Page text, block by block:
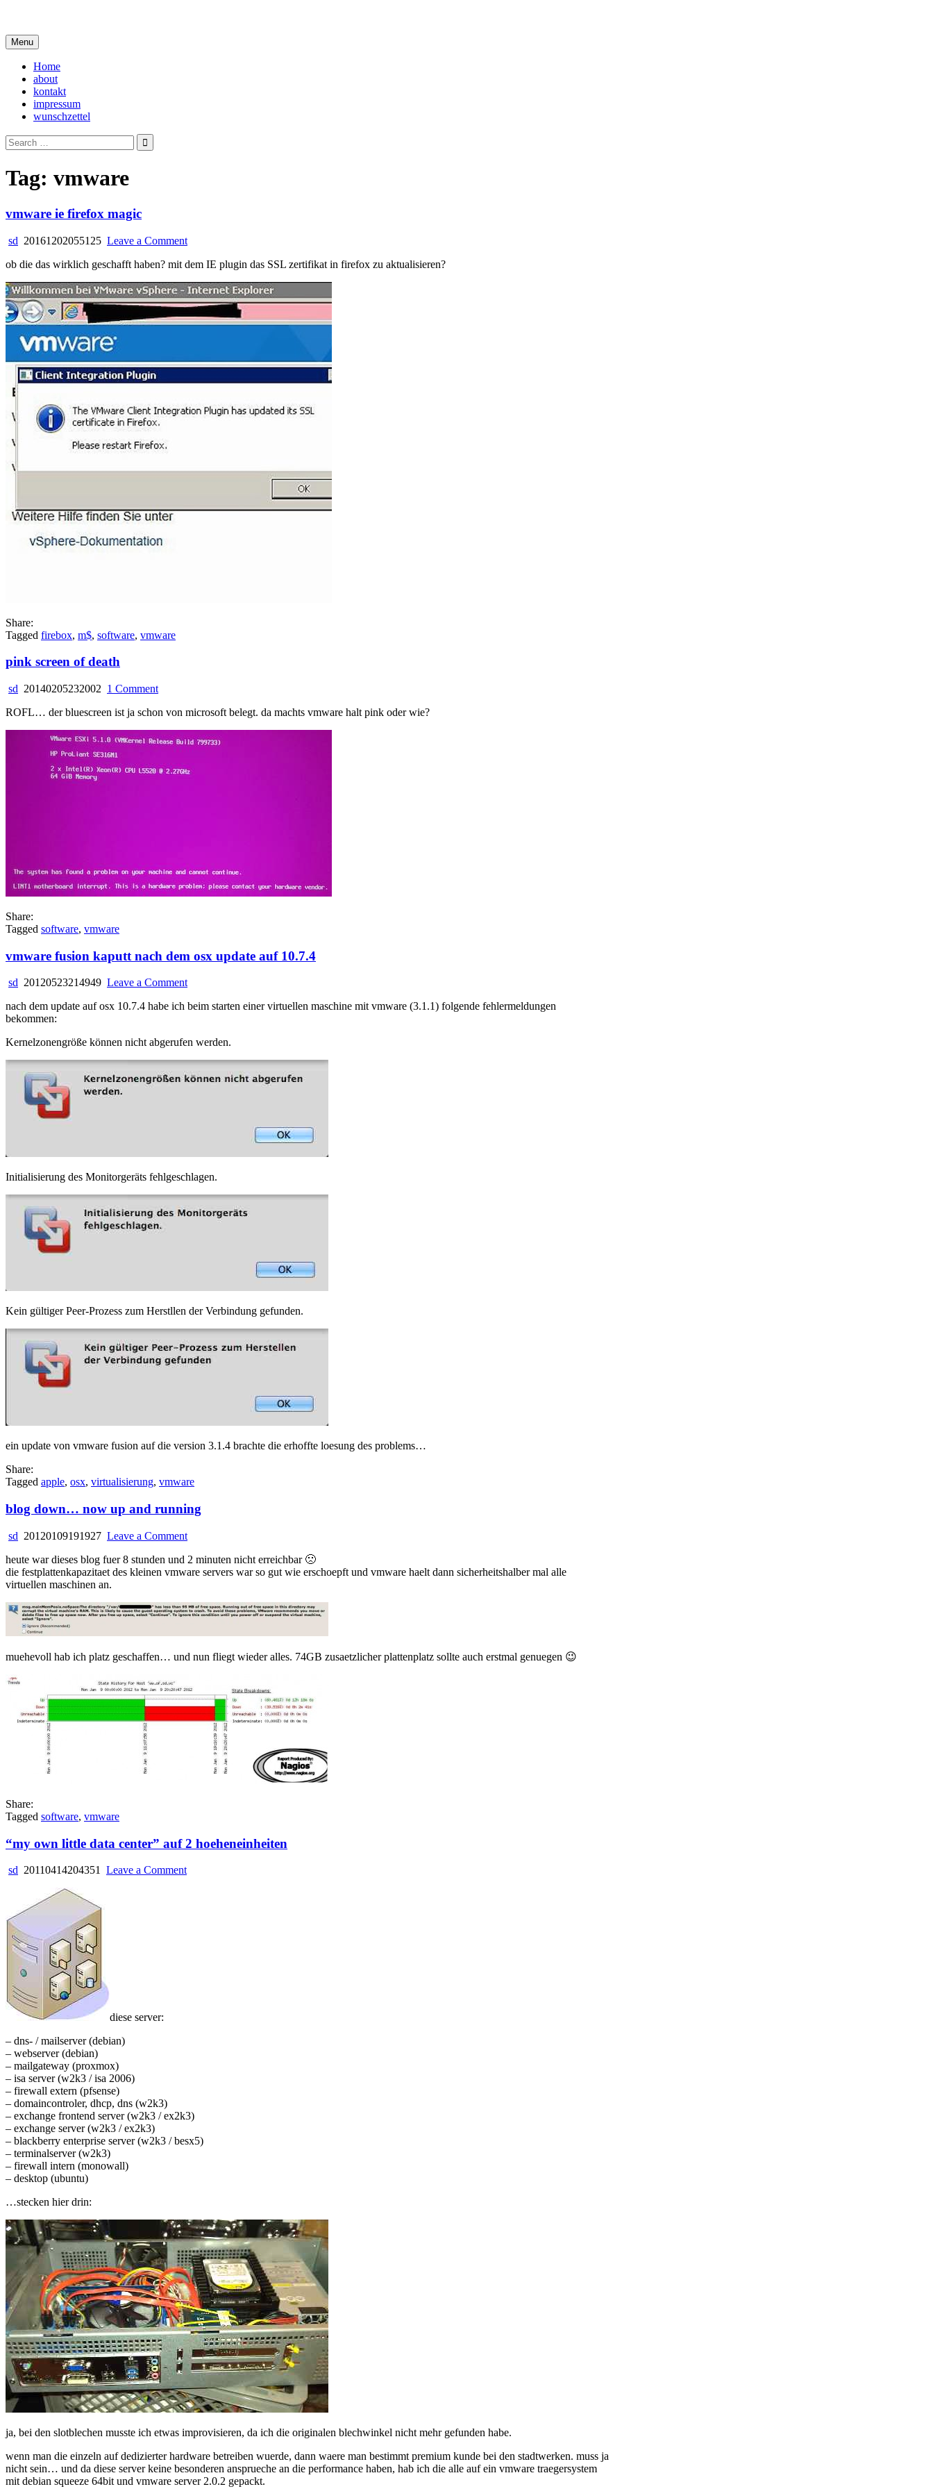
content
Menu
Home
about
kontakt
impressum
wunschzettel
Search
for:
Tag: vmware
vmware ie firefox magic
sd 20161202055125 Leave a Commenton
ie
magic
ob die das wirklich geschafft haben? mit dem IE plugin das SSL zertifikat in firefox zu aktualisieren?
Share:
Tagged firebox, m$, software, vmware
pink screen of death
sd 20140205232002 1 Commenton
screen
death
ROFL… der bluescreen ist ja schon von microsoft belegt. da machts vmware halt pink oder wie?
Share:
Tagged software, vmware
vmware fusion kaputt nach dem osx update auf 10.7.4
sd 20120523214949 Leave a Commenton
fusion
dem
osx
auf
nach dem update auf osx 10.7.4 habe ich beim starten einer virtuellen maschine mit vmware (3.1.1) folgende fehlermeldungen
bekommen:
Kernelzonengröße können nicht abgerufen werden.
Initialisierung des Monitorgeräts fehlgeschlagen.
Kein gültiger Peer-Prozess zum Herstllen der Verbindung gefunden.
ein update von vmware fusion auf die version 3.1.4 brachte die erhoffte loesung des problems…
Share:
Tagged apple, osx, virtualisierung, vmware
blog down… now up and running
sd 20120109191927 Leave a Commenton
down…
now
running
heute war dieses blog fuer 8 stunden und 2 minuten nicht erreichbar 🙁
die festplattenkapazitaet des kleinen vmware servers war so gut wie erschoepft und vmware haelt dann sicherheitshalber mal alle
virtuellen maschinen an.
muehevoll hab ich platz geschaffen… und nun fliegt wieder alles. 74GB zusaetzlicher plattenplatz sollte auch erstmal genuegen 😉
Share:
Tagged software, vmware
“my own little data center” auf 2 hoeheneinheiten
sd 20110414204351 Leave a Commenton
diese server:
– dns- / mailserver (debian)
– webserver (debian)
– mailgateway (proxmox)
– isa server (w2k3 / isa 2006)
– firewall extern (pfsense)
– domaincontroler, dhcp, dns (w2k3)
– exchange frontend server (w2k3 / ex2k3)
– exchange server (w2k3 / ex2k3)
– blackberry enterprise server (w2k3 / besx5)
– terminalserver (w2k3)
– firewall intern (monowall)
– desktop (ubuntu)
…stecken hier drin:
ja, bei den slotblechen musste ich etwas improvisieren, da ich die originalen blechwinkel nicht mehr gefunden habe.
wenn man die einzeln auf dedizierter hardware betreiben wuerde, dann waere man bestimmt premium kunde bei den stadtwerken. muss ja
nicht sein… und da diese server keine besonderen ansprueche an die performance haben, hab ich die alle auf ein vmware traegersystem
mit debian squeeze 64bit und vmware server 2.0.2 gepackt.